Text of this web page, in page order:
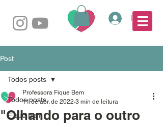
Login
Post
Todos posts
Fique Bem
Todos posts
"Olhando para o outro
Professora Fique Bem
11 de abr. de 2022 3 min de leitura